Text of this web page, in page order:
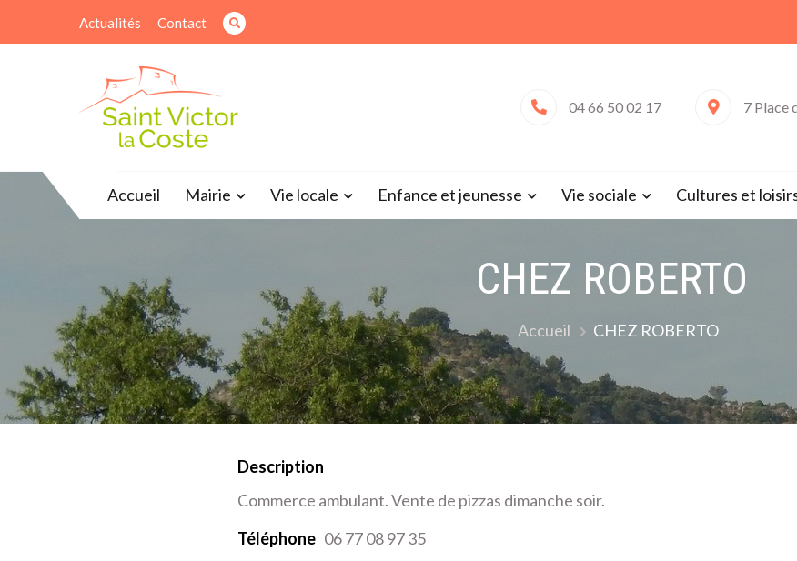
Actualités Contact
04 66 50 02 17 7 Place
Accueil Mairie Vie locale Enfance et jeunesse Vie sociale Cultures et
CHEZ ROBERTO
Accueil CHEZ ROBERTO
Description
Commerce ambulant. Vente de pizzas dimanche soir.
Téléphone 06 77 08 97 35